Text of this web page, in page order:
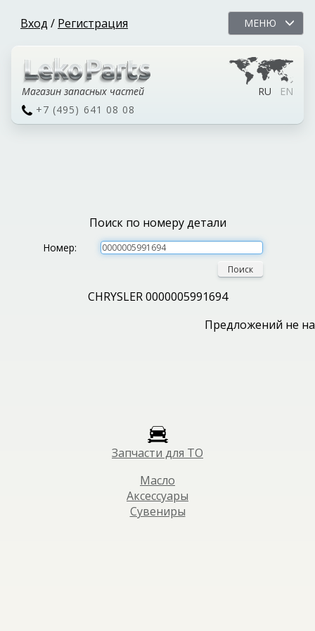
Вход / Регистрация МЕНЮ
Магазин запасных частей RU
EN
+7 (495) 641 08 08
Поиск по номеру детали
Номер:
Поиск
CHRYSLER 0000005991694
Предложений не
Запчасти для ТО
Масло
Аксессуары
Сувениры